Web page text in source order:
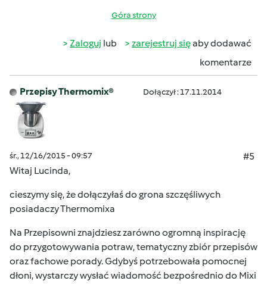
Góra strony
Zaloguj lub zarejestruj sięaby dodawać
komentarze
Przepisy Thermomix® Dołączył : 17.11.2014
śr., 12/16/2015 - 09:57
#5
Witaj Lucinda,
cieszymy się, że dołączyłaś do grona szczęśliwych
posiadaczy Thermomixa
Na Przepisowni znajdziesz zarówno ogromną inspirację
do przygotowywania potraw, tematyczny zbiór przepisów
oraz fachowe porady. Gdybyś potrzebowała pomocnej
dłoni, wystarczy wysłać wiadomość bezpośrednio do Mixi